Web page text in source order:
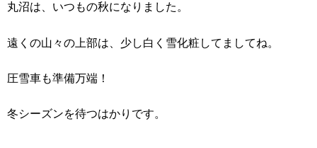
丸沼は、いつもの秋になりました。
遠くの山々の上部は、少し白く雪化粧してましてね。
圧雪車も準備万端！
冬シーズンを待つはかりです。